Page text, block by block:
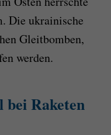
Die ukrainische
Gleitbomben,
werden.
Raketen